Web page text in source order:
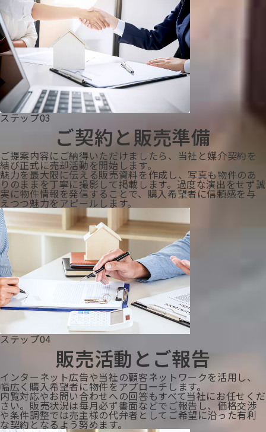
ステップ03
ご契約と販売準備
ご提案内容にご納得いただけましたら、当社と媒介契約を
結び正式に売却活動を開始します。
魅力を最大限に伝える販売資料を作成し、写真も物件のあ
りのままを丁寧に撮影して掲載します。過度な演出をせず誠
実に物件情報を発信することで、購入希望者に信頼感を与
えつつ魅力をアピールします。
ステップ04
販売活動とご報告
インターネット広告や当社の顧客ネットワークを活用し、
幅広く購入希望者に物件をアプローチします。
内覧対応やお問い合わせへの回答もすべて当社にお任せくだ
さい。販売状況は毎月必ず書面などでご報告し、価格交渉
や条件調整では売主様の代弁者としてご希望に沿った有利
な契約となるよう努めます。